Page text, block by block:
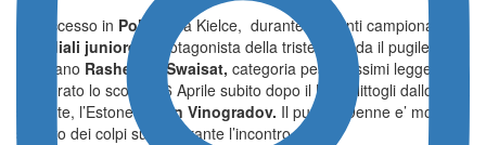
E’ successo in Polonia,a Kielce, durante i recenti campionati
mondiali juniores.
Protagonista della triste vicenda il pugile
Giordano Rashed Al-Swaisat, categoria pesi massimi leggeri,
ricoverato lo scorso 16 Aprile subito dopo il KO inflittogli dallo
sfidante, l’Estone
Anton Vinogradov. Il pugile 19enne e’ morto a
seguito dei colpi subiti durante l’incontro.